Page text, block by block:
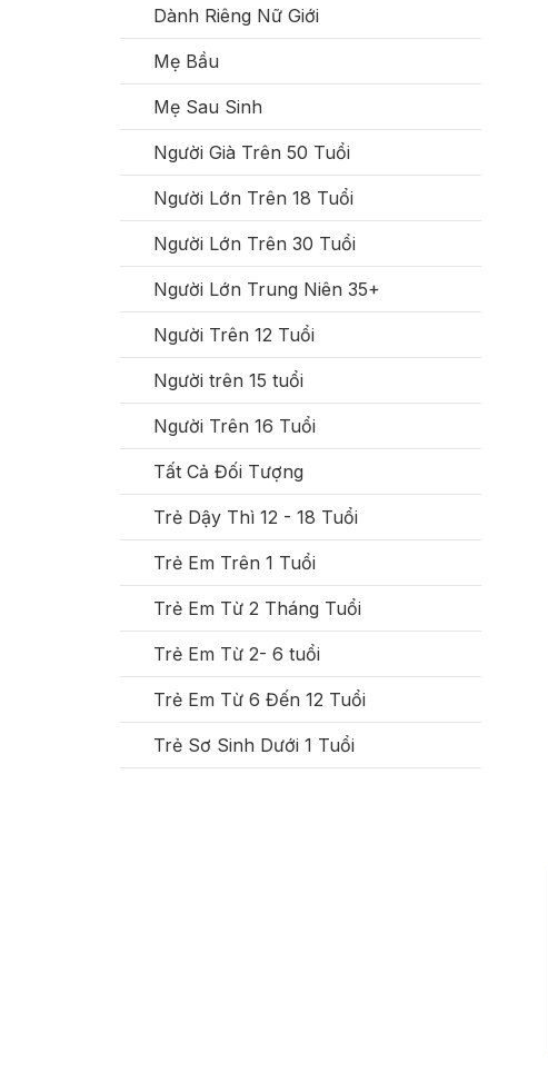
Dành Riêng Nữ Giới
Mẹ Bầu
Mẹ Sau Sinh
Người Già Trên 50 Tuổi
Người Lớn Trên 18 Tuổi
Người Lớn Trên 30 Tuổi
Người Lớn Trung Niên 35+
Người Trên 12 Tuổi
Người trên 15 tuổi
Người Trên 16 Tuổi
Tất Cả Đối Tượng
Trẻ Dậy Thì 12 - 18 Tuổi
Trẻ Em Trên 1 Tuổi
Trẻ Em Từ 2 Tháng Tuổi
Trẻ Em Từ 2- 6 tuổi
Trẻ Em Từ 6 Đến 12 Tuổi
Trẻ Sơ Sinh Dưới 1 Tuổi